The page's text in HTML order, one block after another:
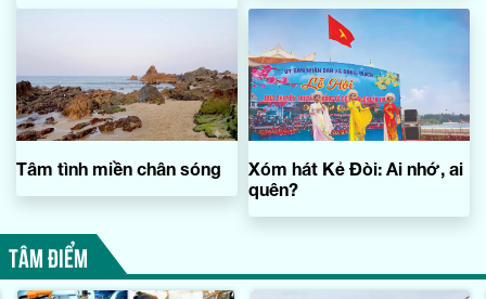
Tâm tình miền chân sóng
Xóm hát Kẻ Đòi: Ai nhớ, ai
quên?
TÂM ĐIỂM